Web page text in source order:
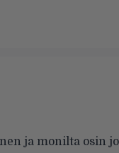
ja monilta osin